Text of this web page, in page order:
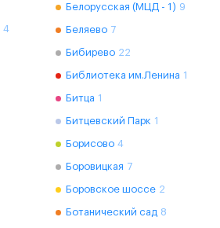
4
Белорусская (МЦД - 1) 9
Беляево 7
Бибирево 22
Библиотека им.Ленина 1
Битца 1
Битцевский Парк 1
Борисово 4
Боровицкая 7
Боровское шоссе 2
Ботанический сад 8